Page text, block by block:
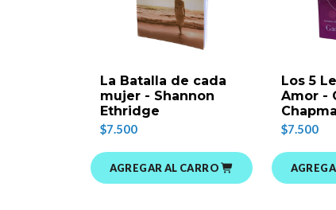
La Batalla de cada
mujer - Shannon
Ethridge
$7.500
AGREGAR AL CARRO
Los 5
Amor -
$7.500